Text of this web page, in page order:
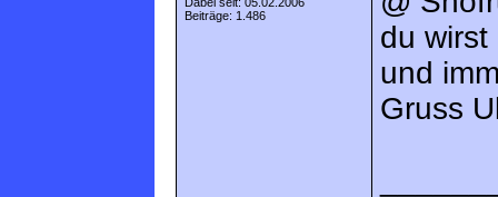
Beiträge: 1.486
du
und
Gruss